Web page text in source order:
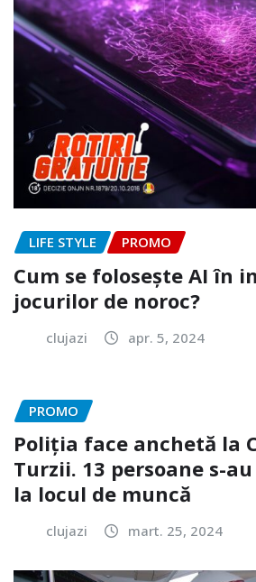
LIFE STYLE PROMO
Cum se folosește AI în
jocurilor de noroc?
clujazi apr. 5, 2024
PROMO
Poliția face anchetă la
Turzii. 13 persoane s-au
la locul de muncă
clujazi mart. 25, 2024